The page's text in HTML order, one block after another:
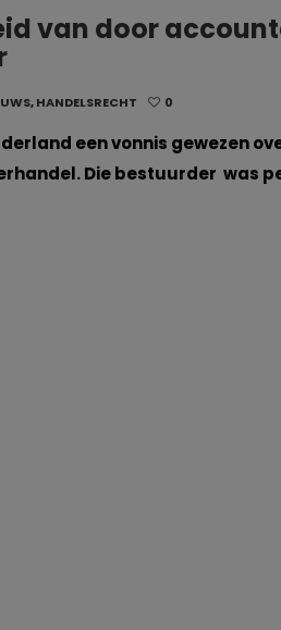
van door
,HANDELSRECHT 0
een vonnis gewezen
Die bestuurder was